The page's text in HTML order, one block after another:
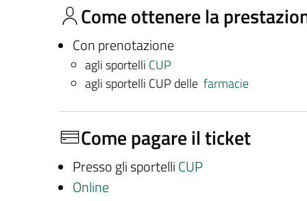
Come ottenere la
Con prenotazione
agli sportelli CUP
agli sportelli CUP delle farmacie
Come pagare il ticket
Presso gli sportelli CUP
Online